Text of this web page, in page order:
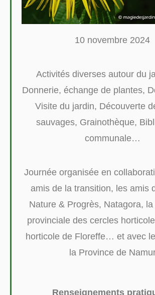
10 novembre 2024
Activités diverses autour du
Donnerie, échange de plantes,
Visite du jardin, Découverte
sauvages, Grainothèque,
communale…
Journée organisée en
amis de la transition, les amis
Nature & Progrès, Natagora,
provinciale des cercles
horticole de Floreffe… et avec
la Province de
Renseignements